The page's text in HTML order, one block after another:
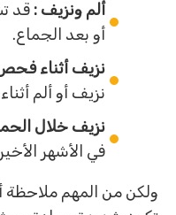
ألم ونزيف : قد
أو بعد الجماع.
نزيف أثناء
نزيف أو ألم
نزيف خلال
في الأشهر
ولكن من المهم